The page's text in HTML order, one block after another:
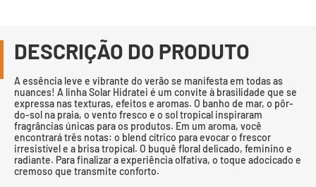
DESCRIÇÃO DO PRODUTO
A essência leve e vibrante do verão se manifesta em todas as
nuances! A linha Solar Hidratei é um convite à brasilidade que se
expressa nas texturas, efeitos e aromas. O banho de mar, o pôr-
do-sol na praia, o vento fresco e o sol tropical inspiraram
fragrâncias únicas para os produtos. Em um aroma, você
encontrará três notas: o blend cítrico para evocar o frescor
irresistível e a brisa tropical. O buquê floral delicado, feminino e
radiante. Para finalizar a experiência olfativa, o toque adocicado e
cremoso que transmite conforto.